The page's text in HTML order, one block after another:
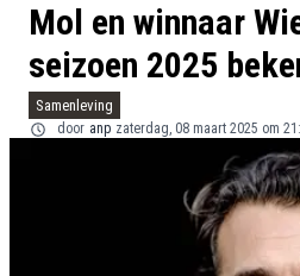
Mol en winnaar
seizoen 2025
Samenleving
door anp zaterdag, 08 maart 2025 om